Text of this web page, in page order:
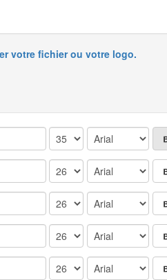
votre fichier ou votre logo.